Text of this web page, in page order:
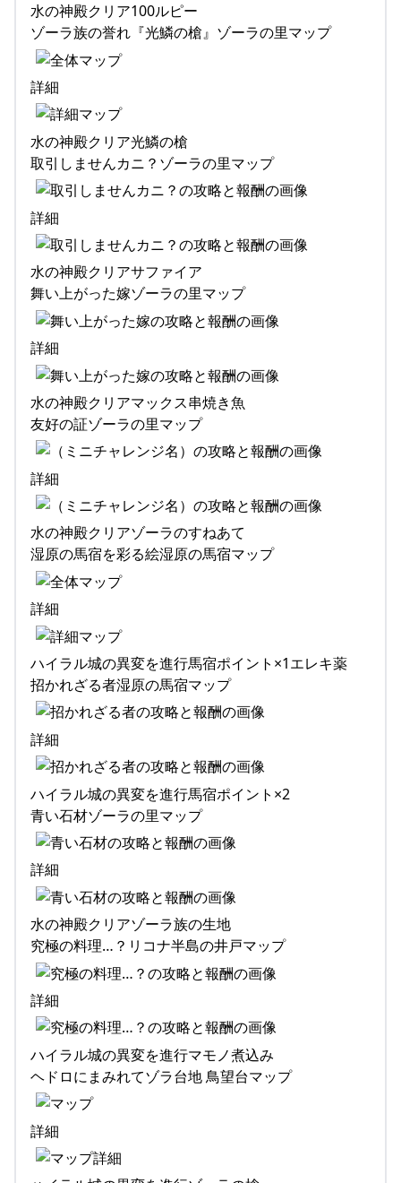
水の神殿クリア100ルピー
ゾーラ族の誉れ『光鱗の槍』ゾーラの里マップ
詳細
水の神殿クリア光鱗の槍
取引しませんカニ？ゾーラの里マップ
詳細
水の神殿クリアサファイア
舞い上がった嫁ゾーラの里マップ
詳細
水の神殿クリアマックス串焼き魚
友好の証ゾーラの里マップ
詳細
水の神殿クリアゾーラのすねあて
湿原の馬宿を彩る絵湿原の馬宿マップ
詳細
ハイラル城の異変を進行馬宿ポイント×1エレキ薬
招かれざる者湿原の馬宿マップ
詳細
ハイラル城の異変を進行馬宿ポイント×2
青い石材ゾーラの里マップ
詳細
水の神殿クリアゾーラ族の生地
究極の料理…？リコナ半島の井戸マップ
詳細
ハイラル城の異変を進行マモノ煮込み
ヘドロにまみれてゾラ台地 鳥望台マップ
詳細